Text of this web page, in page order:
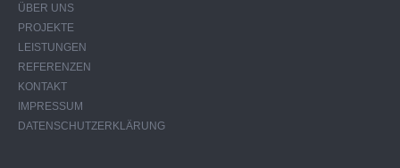
ÜBER UNS
PROJEKTE
LEISTUNGEN
REFERENZEN
KONTAKT
IMPRESSUM
DATENSCHUTZERKLÄRUNG